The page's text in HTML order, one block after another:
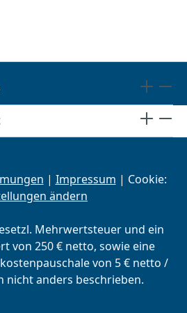
| Impressum | Cookie:
ändern
Mehrwertsteuer und ein
von 250 € netto, sowie eine
von 5 € netto /
nicht anders beschrieben.